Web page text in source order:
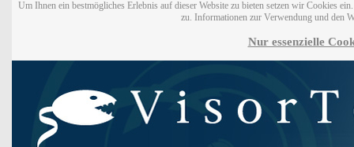
Um Ihnen ein bestmögliches Erlebnis auf dieser Website zu bieten setzen wir Cookies
zu. Informationen zur Verwendung und den
Nur essenzielle